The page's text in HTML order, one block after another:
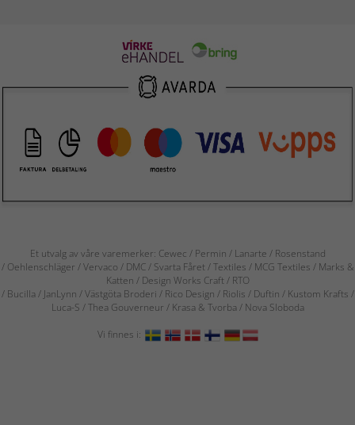
Et utvalg av våre varemerker: Cewec / Permin / Lanarte / Rosenstand
/ Oehlenschläger / Vervaco / DMC / Svarta Fåret / Textiles / MCG Textiles / Marks &
Katten / Design Works Craft / RTO
/ Bucilla / JanLynn / Västgöta Broderi / Rico Design / Riolis / Duftin / Kustom Krafts /
Luca-S / Thea Gouverneur / Krasa & Tvorba / Nova Sloboda
Vi finnes i: